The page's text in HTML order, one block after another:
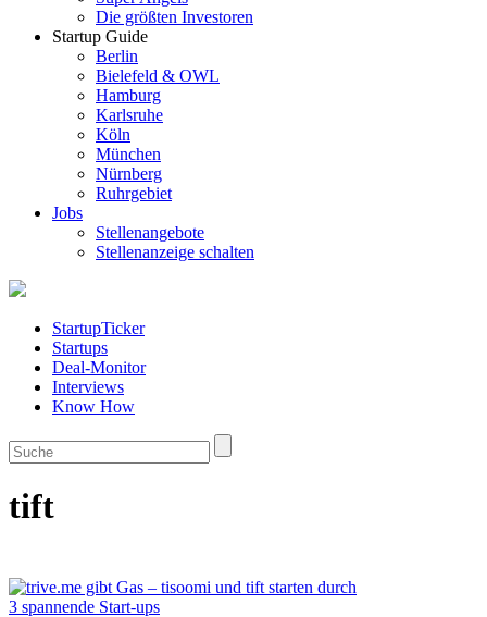
Die größten Investoren
Startup Guide
Berlin
Bielefeld & OWL
Hamburg
Karlsruhe
Köln
München
Nürnberg
Ruhrgebiet
Jobs
Stellenangebote
Stellenanzeige schalten
StartupTicker
Startups
Deal-Monitor
Interviews
Know How
tift
3 spannende Start-ups